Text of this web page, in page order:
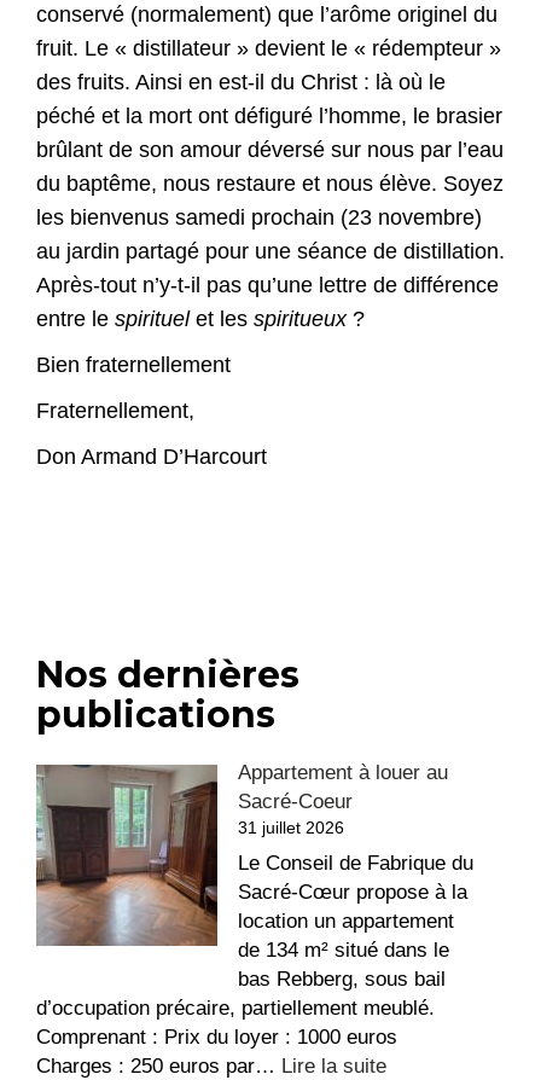
conservé (normalement) que l’arôme originel du
fruit. Le « distillateur » devient le « rédempteur »
des fruits. Ainsi en est-il du Christ : là où le
péché et la mort ont défiguré l’homme, le brasier
brûlant de son amour déversé sur nous par l’eau
du baptême, nous restaure et nous élève. Soyez
les bienvenus samedi prochain (23 novembre)
au jardin partagé pour une séance de distillation.
Après-tout n’y-t-il pas qu’une lettre de différence
entre le spirituelet les spiritueux ?
Bien fraternellement
Fraternellement,
Don Armand D’Harcourt
Nos dernières
publications
Appartement à louer au
Sacré-Coeur
31 juillet 2026
Le Conseil de Fabrique du
Sacré-Cœur propose à la
location un appartement
de 134 m² situé dans le
bas Rebberg, sous bail
d’occupation précaire, partiellement meublé.
Comprenant : Prix du loyer : 1000 euros
Charges : 250 euros par… Lire la suite: